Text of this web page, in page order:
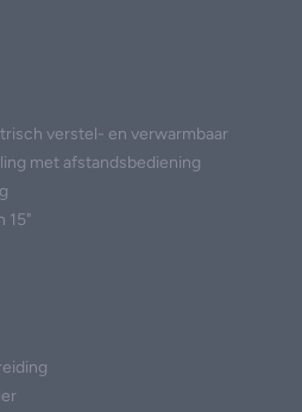
verstel- en verwarmbaar
met afstandsbediening
15"